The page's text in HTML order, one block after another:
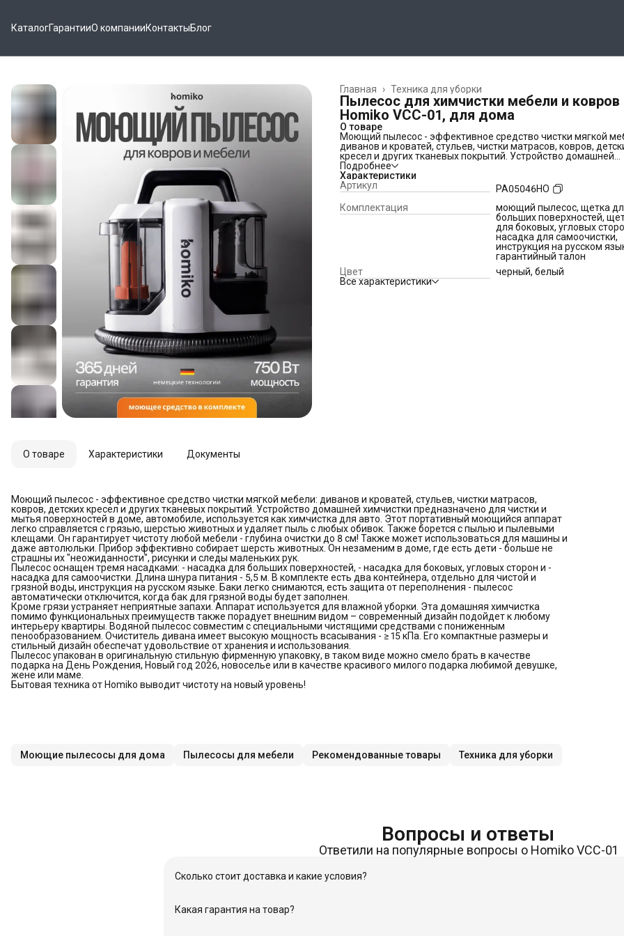
КаталогГарантииО компанииКонтактыБлог
Техника для уборки
Главная ›
Пылесос для химчистки мебели и ковров
Homiko VCC-01, для дома
О товаре
Моющий пылесос - эффективное средство чистки мягкой
диванов и кроватей, стульев, чистки матрасов, ковров,
кресел и других тканевых покрытий. Устройство домашней
химчистки предназначено для чистки и мытья поверхностей в
доме, автомобиле, используется как химчистка для авто. Этот
портативный моющийся аппарат легко справляется с грязью,
шерстью животных и удаляет пыль с любых обивок. Также
борется с пылью и пылевыми клещами. Он гарантирует
любой мебели - глубина очистки до 8 см! Также может
использоваться для машины и даже автолюльки. Прибор
эффективно собирает шерсть животных. Он незаменим в
где есть дети - больше не страшны их "неожиданности",
Пылесос оснащен тремя насадками: - насадка для больших
поверхностей, - насадка для боковых, угловых сторон и -
для самоочистки. Длина шнура питания - 5,5 м. В комплекте
Подробнее
Характеристики
Артикул
PA05046HO
Комплектация
моющий пылесос, щетка
больших поверхностей,
для боковых, угловых
насадка для самоочистки,
инструкция на русском
гарантийный талон
Цвет
черный, белый
Все характеристики
О товаре Характеристики Документы
Моющий пылесос - эффективное средство чистки мягкой мебели: диванов и кроватей, стульев, чистки матрасов,
ковров, детских кресел и других тканевых покрытий. Устройство домашней химчистки предназначено для чистки и
мытья поверхностей в доме, автомобиле, используется как химчистка для авто. Этот портативный моющийся аппарат
легко справляется с грязью, шерстью животных и удаляет пыль с любых обивок. Также борется с пылью и пылевыми
клещами. Он гарантирует чистоту любой мебели - глубина очистки до 8 см! Также может использоваться для машины и
даже автолюльки. Прибор эффективно собирает шерсть животных. Он незаменим в доме, где есть дети - больше не
страшны их "неожиданности", рисунки и следы маленьких рук.
Пылесос оснащен тремя насадками: - насадка для больших поверхностей, - насадка для боковых, угловых сторон и -
насадка для самоочистки. Длина шнура питания - 5,5 м. В комплекте есть два контейнера, отдельно для чистой и
грязной воды, инструкция на русском языке. Баки легко снимаются, есть защита от переполнения - пылесос
автоматически отключится, когда бак для грязной воды будет заполнен.
Кроме грязи устраняет неприятные запахи. Аппарат используется для влажной уборки. Эта домашняя химчистка
помимо функциональных преимуществ также порадует внешним видом – современный дизайн подойдет к любому
интерьеру квартиры. Водяной пылесос совместим с специальными чистящими средствами с пониженным
пенообразованием. Очиститель дивана имеет высокую мощность всасывания - ≥ 15 кПа. Его компактные размеры и
стильный дизайн обеспечат удовольствие от хранения и использования.
Пылесос упакован в оригинальную стильную фирменную упаковку, в таком виде можно смело брать в качестве
подарка на День Рождения, Новый год 2026, новоселье или в качестве красивого милого подарка любимой девушке,
жене или маме.
Бытовая техника от Homiko выводит чистоту на новый уровень!
Моющие пылесосы для дома Пылесосы для мебели Рекомендованные товары Техника для уборки
Вопросы и ответы
Ответили на популярные вопросы о Homiko VCC-01
Сколько стоит доставка и какие условия?
оплате при получении — 50% стоимости тарифа в ваш регион. После оформления менеджер
заказ.
Какая гарантия на товар?